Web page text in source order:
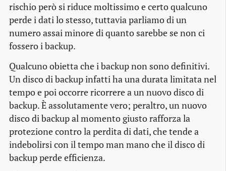
rischio però si riduce moltissimo e certo qualcuno
perde i dati lo stesso, tuttavia parliamo di un
numero assai minore di quanto sarebbe se non ci
fossero i backup.
Qualcuno obietta che i backup non sono definitivi.
Un disco di backup infatti ha una durata limitata nel
tempo e poi occorre ricorrere a un nuovo disco di
backup. È assolutamente vero; peraltro, un nuovo
disco di backup al momento giusto rafforza la
protezione contro la perdita di dati, che tende a
indebolirsi con il tempo man mano che il disco di
backup perde efficienza.